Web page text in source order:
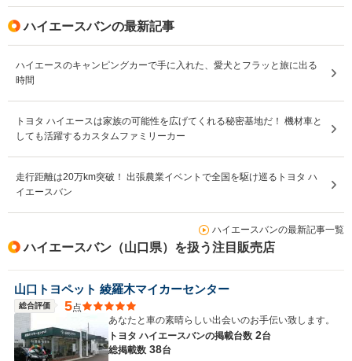
ハイエースバンの最新記事
ハイエースのキャンピングカーで手に入れた、愛犬とフラッと旅に出る
時間
トヨタ ハイエースは家族の可能性を広げてくれる秘密基地だ！ 機材車と
しても活躍するカスタムファミリーカー
走行距離は20万km突破！ 出張農業イベントで全国を駆け巡るトヨタ ハ
イエースバン
ハイエースバンの最新記事一覧
ハイエースバン（山口県）を扱う注目販売店
山口トヨペット 綾羅木マイカーセンター
総合評価 5点
あなたと車の素晴らしい出会いのお手伝い致します。
トヨタ ハイエースバンの掲載台数 2台
総掲載数 38台